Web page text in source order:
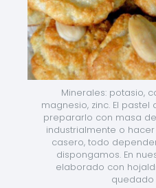
Minerales: potasio,
magnesio, zinc. El
prepararlo con masa
industrialmente o
casero, todo
dispongamos. En
elaborado con
quedado